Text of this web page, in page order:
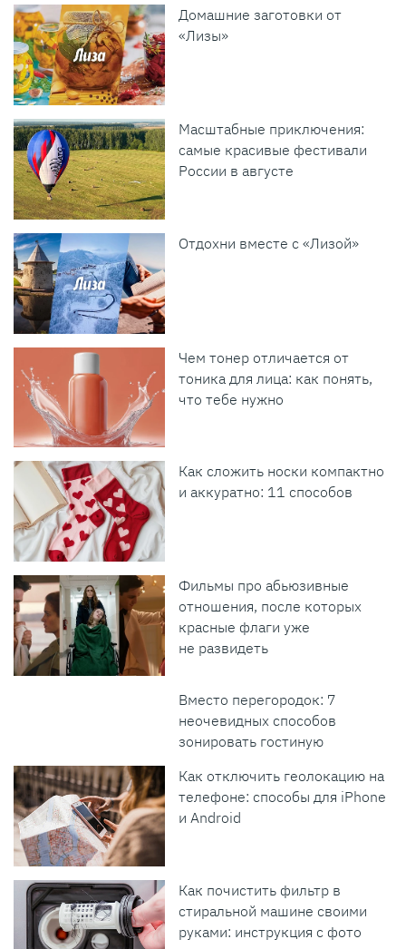
Домашние заготовки от
«Лизы»
Масштабные приключения:
самые красивые фестивали
России в августе
Отдохни вместе с «Лизой»
Чем тонер отличается от
тоника для лица: как понять,
что тебе нужно
Как сложить носки компактно
и аккуратно: 11 способов
Фильмы про абьюзивные
отношения, после которых
красные флаги уже
не развидеть
Вместо перегородок: 7
неочевидных способов
зонировать гостиную
Как отключить геолокацию на
телефоне: способы для iPhone
и Android
Как почистить фильтр в
стиральной машине своими
руками: инструкция с фото